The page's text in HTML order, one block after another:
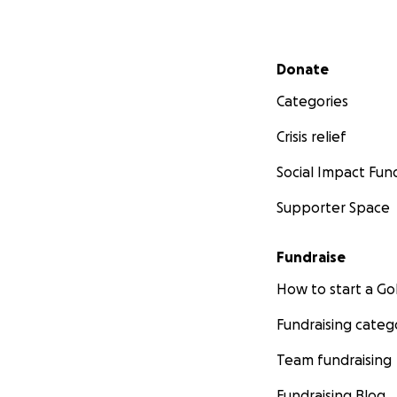
Secondary menu
Donate
Categories
Crisis relief
Social Impact
Supporter Space
Fundraise
How to start a
Fundraising
Team fundraising